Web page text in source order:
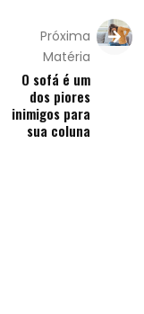
Próxima
Matéria
O sofá é um
dos piores
inimigos para
sua coluna